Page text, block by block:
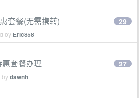
套餐(无需携转)
by Eric868
29
套餐办理
bydawnh
27